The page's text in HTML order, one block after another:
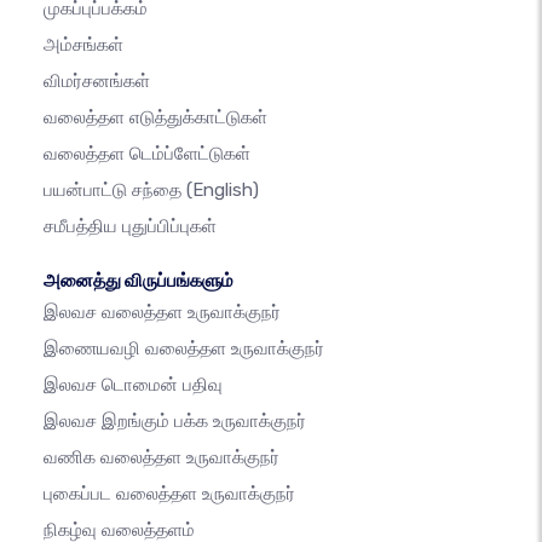
முகப்புப்பக்கம்
அம்சங்கள்
விமர்சனங்கள்
வலைத்தள எடுத்துக்காட்டுகள்
வலைத்தள டெம்ப்ளேட்டுகள்
பயன்பாட்டு சந்தை (English)
சமீபத்திய புதுப்பிப்புகள்
அனைத்து விருப்பங்களும்
இலவச வலைத்தள உருவாக்குநர்
இணையவழி வலைத்தள உருவாக்குநர்
இலவச டொமைன் பதிவு
இலவச இறங்கும் பக்க உருவாக்குநர்
வணிக வலைத்தள உருவாக்குநர்
புகைப்பட வலைத்தள உருவாக்குநர்
நிகழ்வு வலைத்தளம்